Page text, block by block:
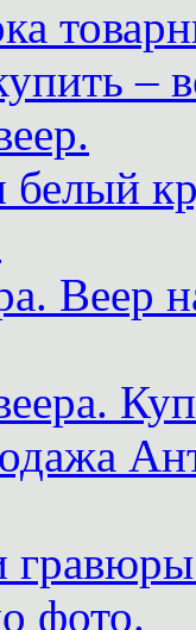
–
Веер
фото.